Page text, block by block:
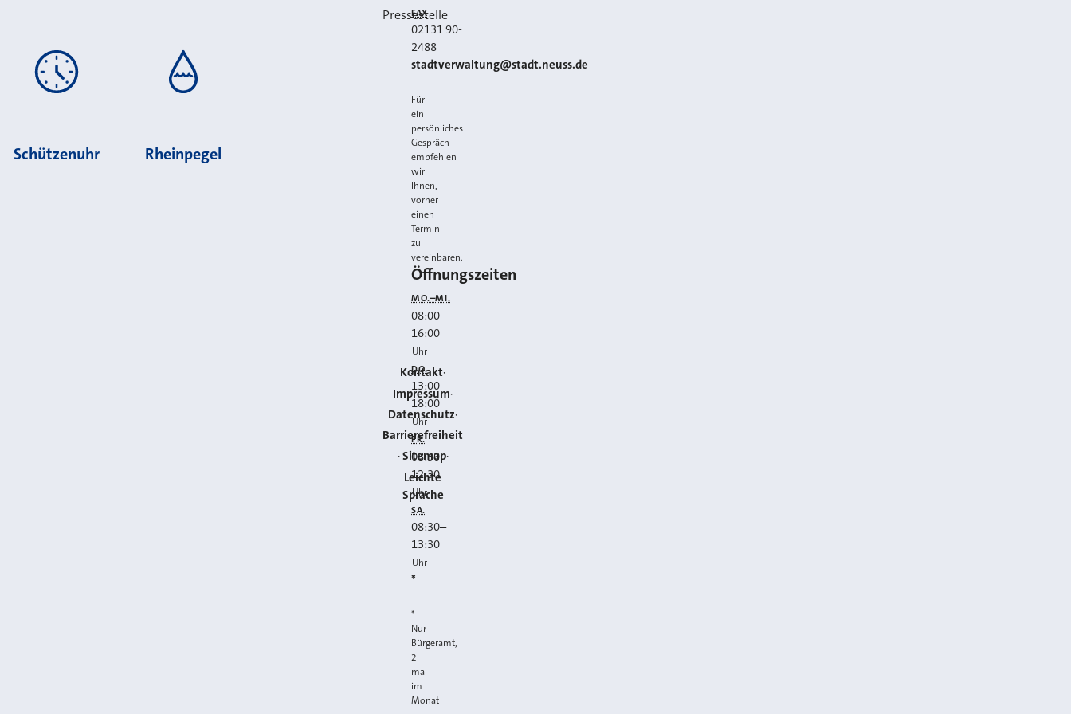
Schützenuhr Rheinpegel
Pressestelle
Kontakt
Impressum
Datenschutz
Barrierefreiheit
Sitemap
Leichte
Sprache
FAX
02131 90-
2488
E-MAIL
stadtverwaltung@stadt.neuss.de
Für
ein
persönliches
Gespräch
empfehlen
wir
Ihnen,
vorher
einen
Termin
zu
vereinbaren.
Öffnungszeiten
MO.–MI.
08:00–
16:00
Uhr
DO.
13:00–
18:00
Uhr
FR.
08:30–
12:30
Uhr
SA.
08:30–
13:30
Uhr
*
*
Nur
Bürgeramt,
2
mal
im
Monat